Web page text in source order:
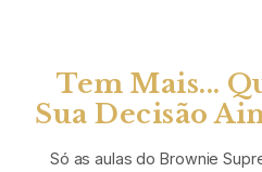
Tem Mais...
Sua Decisão
Só as aulas do Brownie